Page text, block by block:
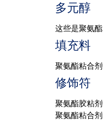
多元醇
这些是聚氨
填充料
聚氨酯粘合
修饰符
聚氨酯胶粘
聚氨酯粘合